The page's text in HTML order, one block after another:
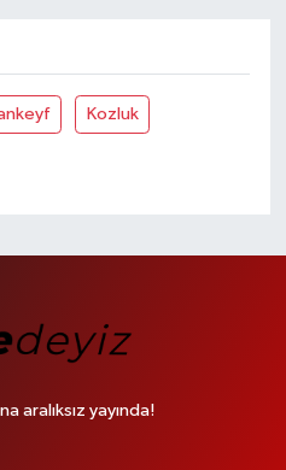
Kozluk
aralıksız yayında!